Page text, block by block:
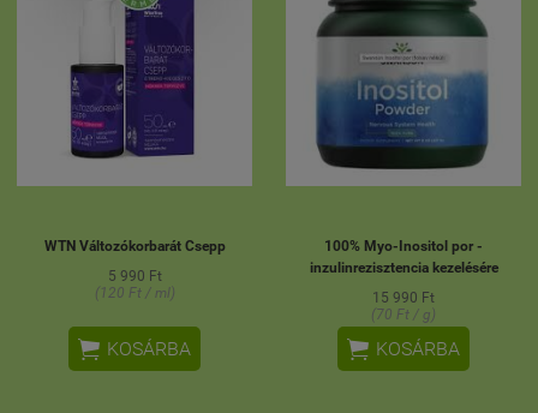
WTN Változókorbarát Csepp
5 990 Ft
(120 Ft / ml)
 KOSÁRBA
100% Myo-Inositol por -
inzulinrezisztencia kezelésére
15 990 Ft
(70 Ft / g)
 KOSÁRBA